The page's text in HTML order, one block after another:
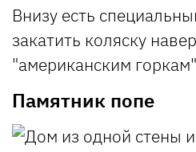
Внизу есть
закатить коляску
"американским
Памятник попе